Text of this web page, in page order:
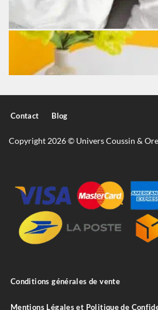
Contact Blog
Copyright 2026 © Univers Coussin &
Conditions générales de vente
Mentions Légales et Politique de